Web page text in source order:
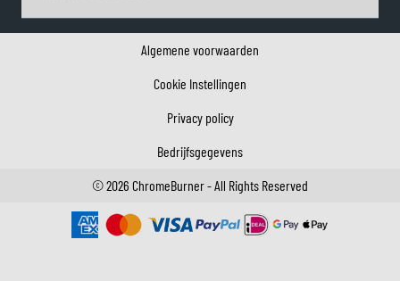
Algemene voorwaarden
Cookie Instellingen
Privacy policy
Bedrijfsgegevens
©2026 ChromeBurner - All Rights Reserved